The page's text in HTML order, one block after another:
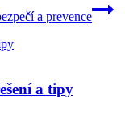
a prevence
a tipy